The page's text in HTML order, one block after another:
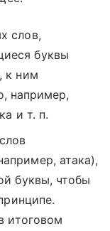
слов,
буквы
к ним
например,
и т. п.
атака),
буквы, чтобы
итоговом